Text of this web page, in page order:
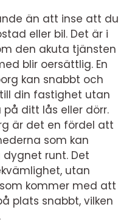
än att inse att du
eller bil. Det är i
den akuta tjänsten
blir oersättlig. En
kan snabbt och
din fastighet utan
ditt lås eller dörr.
är det en fördel att
som kan
runt. Det
utan
kommer med att
plats snabbt, vilken